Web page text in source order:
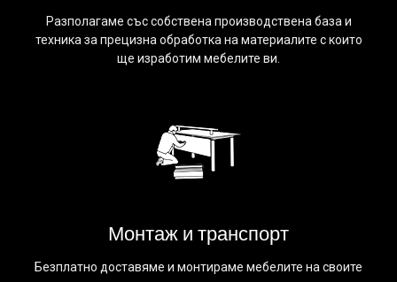
Разполагаме със собствена производствена база и
техника за прецизна обработка на материалите с които
ще изработим мебелите ви.
Монтаж и транспорт
Безплатно доставяме и монтираме мебелите на своите